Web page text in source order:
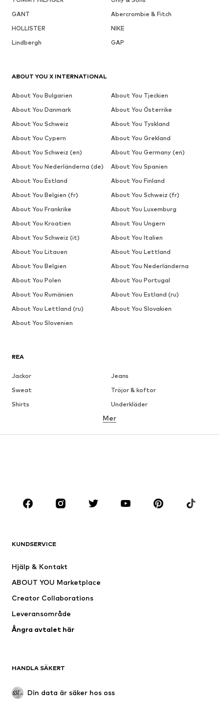
GANT
Abercrombie & Fitch
HOLLISTER
NIKE
Lindbergh
GAP
REA
Jackor
Jeans
Sweat
Tröjor & koftor
Shirts
Underkläder
Skjortor
KLÄDER
Jackor
Underkläder
Kostymer & kavajer
Badkläder
Tillfällen
Upcycling
Nytt
Boots & stövlar
Mer
KUNDSERVICE
Hjälp & Kontakt
ABOUT YOU Marketplace
Creator Collaborations
Leveransområde
Ångra avtalet här
HANDLA SÄKERT
Din data är säker hos oss
ABOUT YOU X INTERNATIONAL
About You Bulgarien
About You Tjeckien
About You Danmark
About You Österrike
About You Schweiz
About You Tyskland
About You Cypern
About You Grekland
About You Schweiz (en)
About You Germany (en)
About You Nederländerna (de)
About You Spanien
About You Estland
About You Finland
About You Belgien (fr)
About You Schweiz (fr)
About You Frankrike
About You Luxemburg
About You Kroatien
About You Ungern
About You Schweiz (it)
About You Italien
About You Litauen
About You Lettland
About You Belgien
About You Nederländerna
About You Polen
About You Portugal
About You Rumänien
About You Estland (ru)
About You Lettland (ru)
About You Slovakien
About You Slovenien